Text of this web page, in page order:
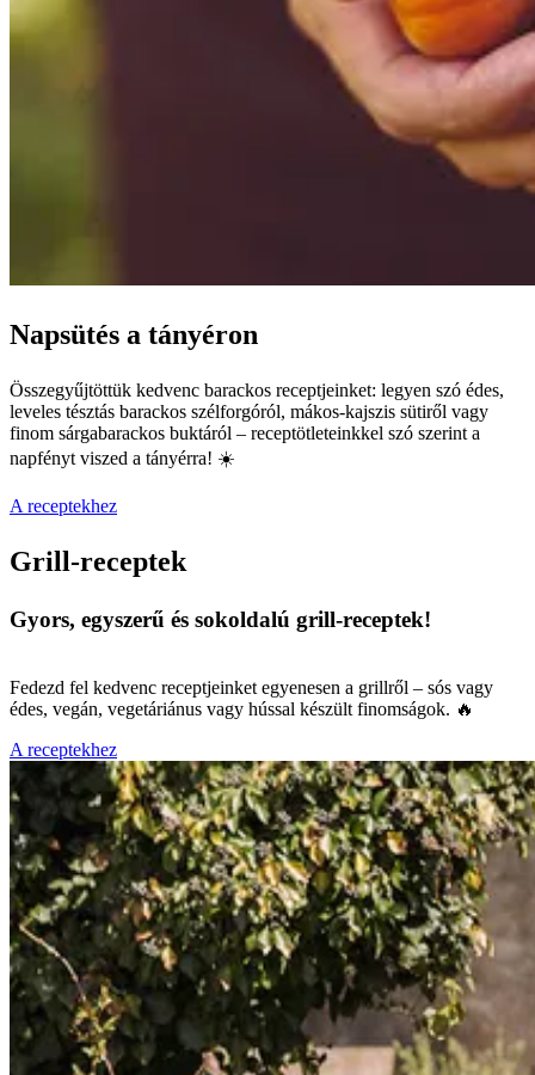
Napsütés a tányéron
Összegyűjtöttük kedvenc barackos receptjeinket: legyen szó édes,
leveles tésztás barackos szélforgóról, mákos-kajszis sütiről vagy
finom sárgabarackos buktáról – receptötleteinkkel szó szerint a
napfényt viszed a tányérra! ☀️
A receptekhez
Grill-receptek
Gyors, egyszerű és sokoldalú grill-receptek!
Fedezd fel kedvenc receptjeinket egyenesen a grillről – sós vagy
édes, vegán, vegetáriánus vagy hússal készült finomságok. 🔥
A receptekhez